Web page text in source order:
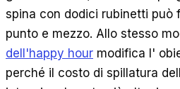
spina con dodici rubinetti può
punto e mezzo. Allo stesso
dell'happy hour modifica l'
perché il costo di spillatura